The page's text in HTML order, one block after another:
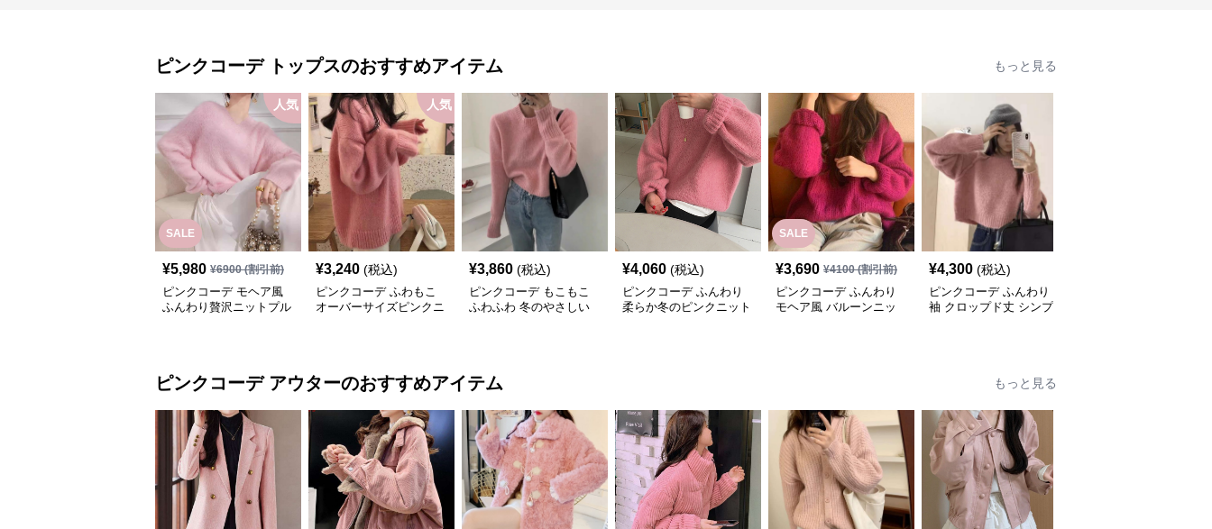
ピンクコーデ トップスのおすすめアイテム もっと見る
SALE
人気
¥5,980 ¥6900(割引前)
ピンクコーデ モヘア風
ふんわり贅沢ニットプル
人気
¥3,240 (税込)
ピンクコーデ ふわもこ
オーバーサイズピンクニ
¥3,860 (税込)
ピンクコーデ もこもこ
ふわふわ 冬のやさしい
¥4,060 (税込)
ピンクコーデ ふんわり
柔らか冬のピンクニット
SALE
¥3,690 ¥4100(割引前)
ピンクコーデ ふんわり
モヘア風 バルーンニッ
¥4,300 (税込)
ピンクコーデ ふんわり
袖 クロップド丈 シンプ
ピンクコーデ アウターのおすすめアイテム もっと見る